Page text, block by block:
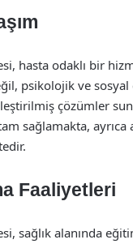
hasta odaklı bir
psikolojik ve
çözümler
sağlamakta,
Faaliyetleri
sağlık alanında